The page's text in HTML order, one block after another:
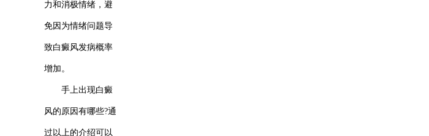
力和消极情绪，避
免因为情绪问题导
致白癜风发病概率
增加。
手上出现白癜
风的原因有哪些?通
过以上的介绍可以